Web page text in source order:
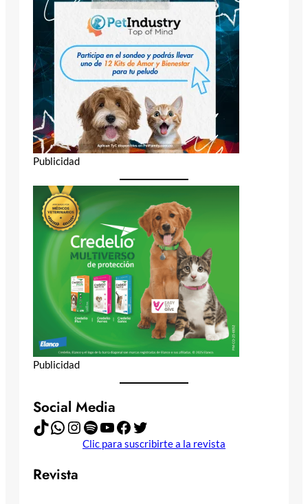
Publicidad
Publicidad
Social Media
TikTok WhatsApp Instagram Spotify YouTube Facebook Twitter
Clic para suscribirte a la revista
Revista